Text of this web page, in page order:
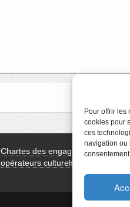
Pour offrir
cookies pour
ces
navigation ou
Chartes des engagements des
opérateurs culturels